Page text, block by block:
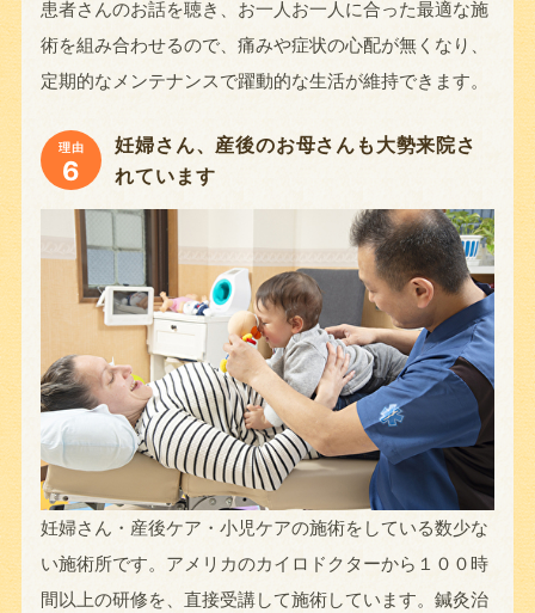
患者さんのお話を聴き、お一人お一人に合った最適な施
術を組み合わせるので、痛みや症状の心配が無くなり、
定期的なメンテナンスで躍動的な生活が維持できます。
理由
6
妊婦さん、産後のお母さんも大勢来院さ
れています
妊婦さん・産後ケア・小児ケアの施術をしている数少な
い施術所です。アメリカのカイロドクターから１００時
間以上の研修を、直接受講して施術しています。鍼灸治